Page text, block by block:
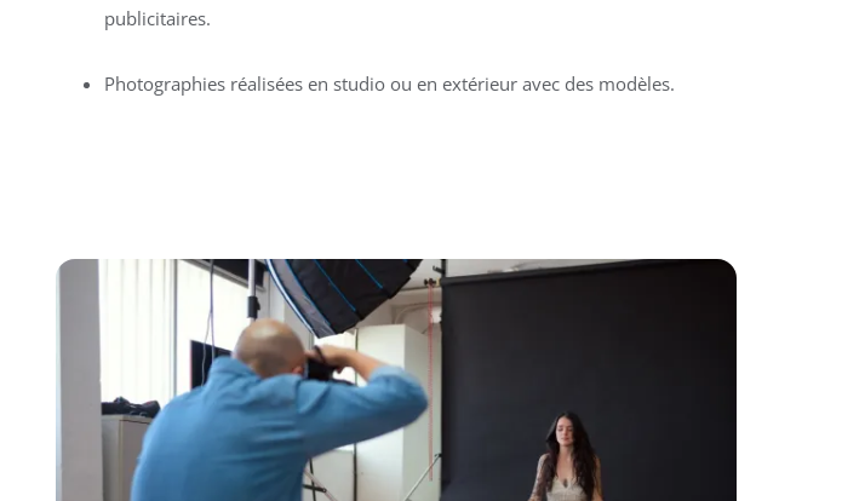
publicitaires.
Photographies réalisées en studio ou en extérieur avec des modèles.